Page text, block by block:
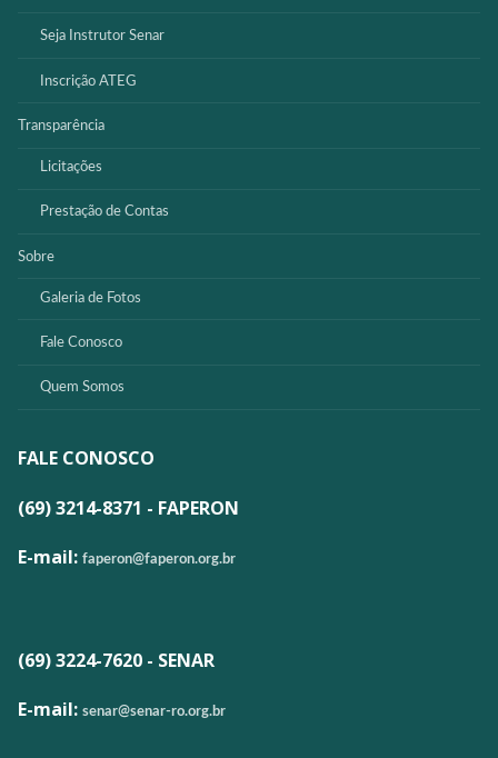
Seja Instrutor Senar
Inscrição ATEG
Transparência
Licitações
Prestação de Contas
Sobre
Galeria de Fotos
Fale Conosco
Quem Somos
FALE CONOSCO
(69) 3214-8371 - FAPERON
E-mail: faperon@faperon.org.br
(69) 3224-7620 - SENAR
E-mail: senar@senar-ro.org.br